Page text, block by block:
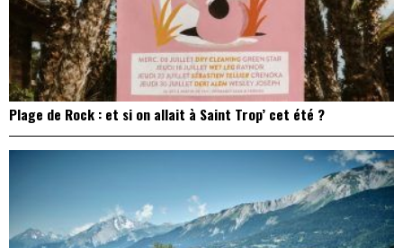
Plage de Rock : et si on allait à Saint Trop’ cet été ?